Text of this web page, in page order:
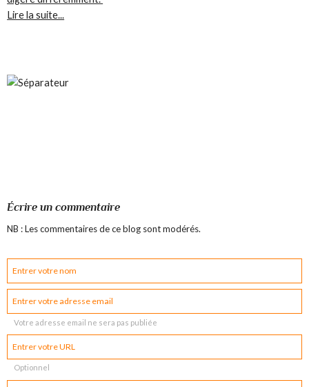
Lire la suite...
Écrire un commentaire
NB : Les commentaires de ce blog sont modérés.
Votre adresse email ne sera pas publiée
Optionnel